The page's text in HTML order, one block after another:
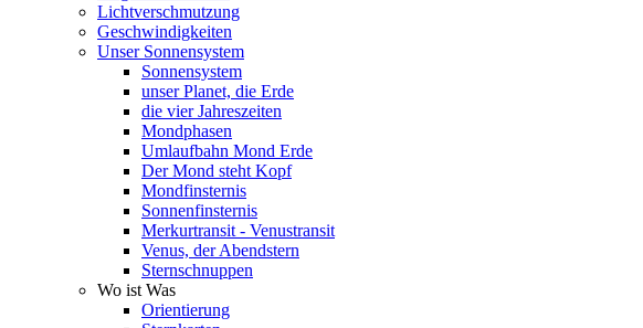
Lichtverschmutzung
Geschwindigkeiten
Unser Sonnensystem
Sonnensystem
unser Planet, die Erde
die vier Jahreszeiten
Mondphasen
Umlaufbahn Mond Erde
Der Mond steht Kopf
Mondfinsternis
Sonnenfinsternis
Merkurtransit - Venustransit
Venus, der Abendstern
Sternschnuppen
Wo ist Was
Orientierung